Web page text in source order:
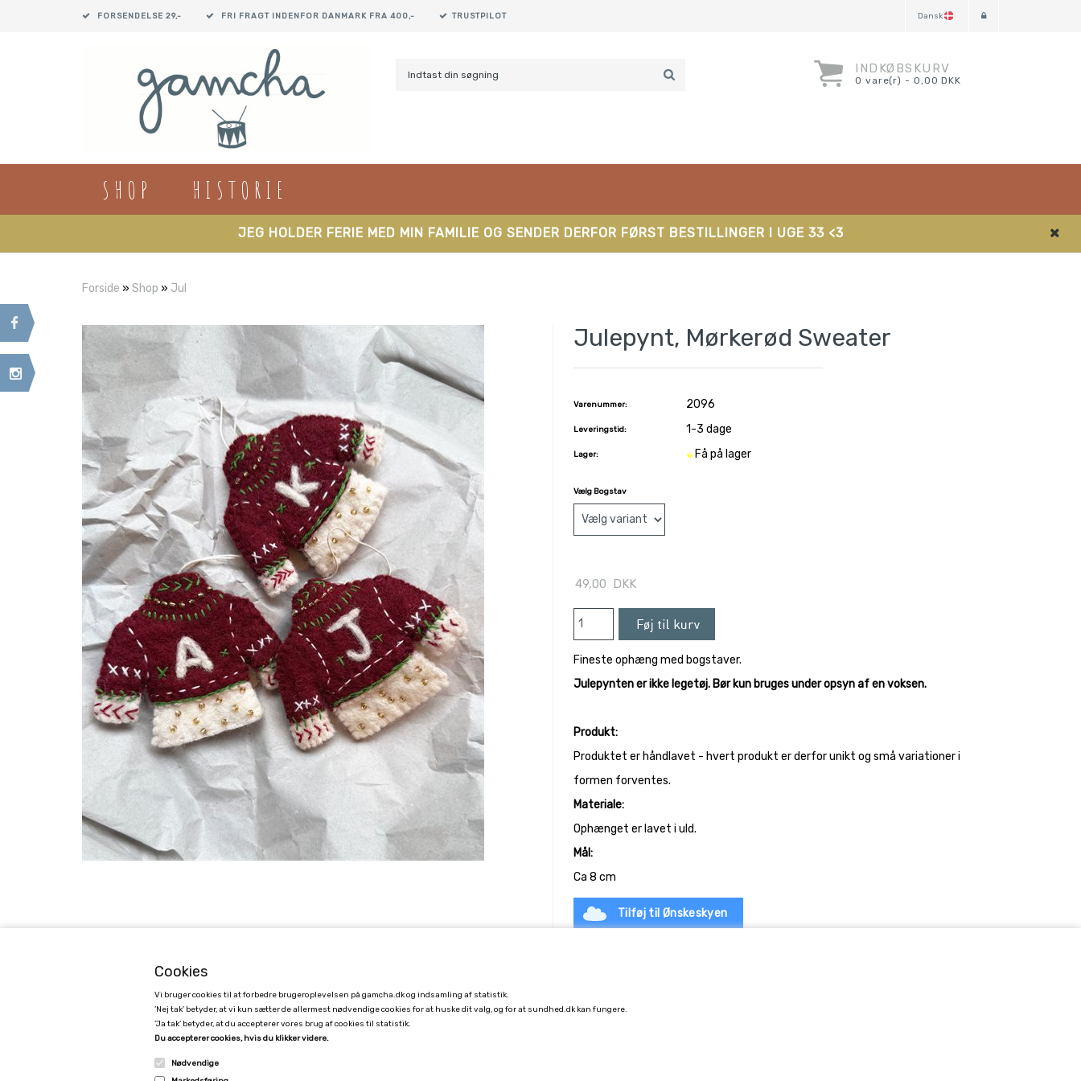
Cookies
Vi bruger cookies til at forbedre brugeroplevelsen på gamcha.dk og indsamling af statistik.
’Nej tak’ betyder, at vi kun sætter de allermest nødvendige cookies for at huske dit valg, og for at sundhed.dk kan fungere.
’Ja tak’ betyder, at du accepterer vores brug af cookies til statistik.
Du accepterer cookies, hvis du klikker videre.
Nødvendige
FORSENDELSE 29,- FRI FRAGT INDENFOR DANMARK FRA 400,- TRUSTPILOT Dansk
INDKØBSKURV
0 vare(r) - 0,00 DKK
SHOP HISTORIE
JEG HOLDER FERIE MED MIN FAMILIE OG SENDER DERFOR FØRST BESTILLINGER I UGE 33 <3
Forside » Shop » Jul
Julepynt, Mørkerød Sweater
Varenummer: 2096
Leveringstid: 1-3 dage
Lager: Få på lager
Vælg Bogstav
49,00 DKK
Fineste ophæng med bogstaver.
Julepynten er ikke legetøj. Bør kun bruges under opsyn af en voksen.
Produkt:
Produktet er håndlavet - hvert produkt er derfor unikt og små variationer i
formen forventes.
Materiale:
Ophænget er lavet i uld.
Mål:
Ca 8 cm
Tilføj til Ønskeskyen
Kimmerslevvej 11, 4140 Borup, Denmark - CVR 40171053